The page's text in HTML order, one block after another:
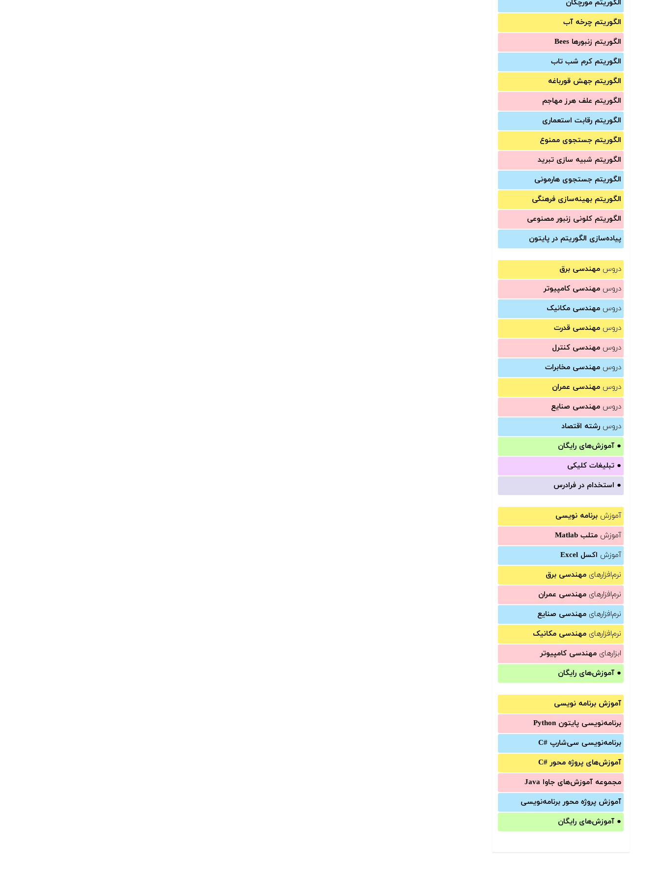
الگوریتم مورچگان
الگوریتم چرخه آب
الگوریتم زنبورها Bees
الگوریتم کرم شب تاب
الگوریتم جهش قورباغه
الگوریتم علف هرز مهاجم
الگوریتم رقابت استعماری
الگوریتم جستجوی ممنوع
الگوریتم شبیه سازی تبرید
الگوریتم جستجوی هارمونی
الگوریتم بهینه‌سازی فرهنگی
الگوریتم کلونی زنبور مصنوعی
پیاده‌سازی الگوریتم در پایتون
دروس مهندسی برق
دروس مهندسی کامپیوتر
دروس مهندسی مکانیک
دروس مهندسی قدرت
دروس مهندسی کنترل
دروس مهندسی مخابرات
دروس مهندسی عمران
دروس مهندسی صنایع
دروس رشته اقتصاد
● آموزش‌های رایگان
● تبلیغات کلیکی
● استخدام در فرادرس
آموزش برنامه نویسی
آموزش متلب Matlab
آموزش اکسل Excel
نرم‌افزارهای مهندسی برق
نرم‌افزارهای مهندسی عمران
نرم‌افزارهای مهندسی صنایع
نرم‌افزارهای مهندسی مکانیک
ابزارهای مهندسی کامپیوتر
● آموزش‌های رایگان
آموزش برنامه نویسی
برنامه‌نویسی پایتون Python
برنامه‌‌نویسی سی‌شارپ C#‎
آموزش‌های پروژه محور #C
مجموعه آموزش‌های جاوا Java
آموزش‌ پروژه محور برنامه‌نویسی
● آموزش‌های رایگان